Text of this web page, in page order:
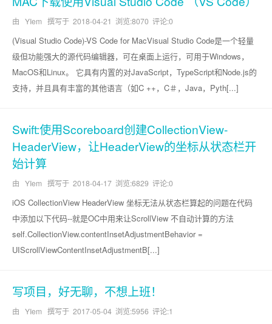
由 YIem 撰写于 2018-04-21 浏览:8070 评论:0
(Visual Studio Code)-VS Code for MacVisual Studio Code是一个轻量
级但功能强大的源代码编辑器，可在桌面上运行，可用于Windows，
MacOS和Linux。 它具有内置的对JavaScript，TypeScript和Node.js的
支持，并且具有丰富的其他语言（如C ++，C＃，Java，Pyth[...]
Swift:使用Scoreboard创建CollectionView-
HeaderView，让HeaderView的坐标从状态栏开
始计算
由 YIem 撰写于 2018-04-17 浏览:6829 评论:0
iOS CollectionView HeaderView 坐标无法从状态栏算起的问题在代码
中添加以下代码--就是OC中用来让ScrollView 不自动计算的方法
self.CollectionView.contentInsetAdjustmentBehavior =
UIScrollViewContentInsetAdjustmentB[...]
写项目，好无聊，不想上班！
由 YIem 撰写于 2017-05-04 浏览:5956 评论:1